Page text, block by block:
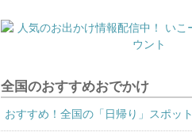
全国のおすすめおでかけ
おすすめ！全国の「日帰り」スポット